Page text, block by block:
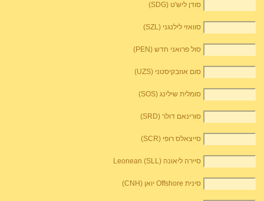
סודן ליש'ט (SDG)
סוואזי לילנגני (SZL)
סול פרואני חדש (PEN)
סום אוזבקיסטני (UZS)
סומלית שילינג (SOS)
סורינאם דולר (SRD)
סייצאלס רופי (SCR)
סיירה ליאונה Leonean (SLL)
סינית Offshore יואן (CNH)